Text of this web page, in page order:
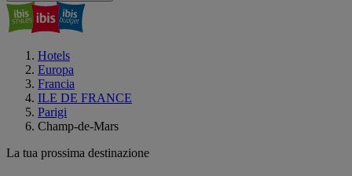
Hotels
Europa
Francia
ILE DE FRANCE
Parigi
Champ-de-Mars
La tua prossima destinazione